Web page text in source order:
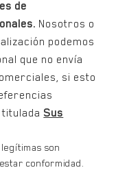
de
Nosotros o
podemos
que no envía
si esto
Sus
son
conformidad.